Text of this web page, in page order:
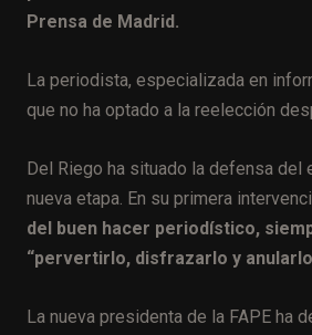
Prensa de Madrid.
La periodista, especializada en
que no ha optado a la reelección
Del Riego ha situado la defensa
nueva etapa. En su primera
del buen hacer periodístico,
“pervertirlo, disfrazarlo y
La nueva presidenta de la FAPE ha